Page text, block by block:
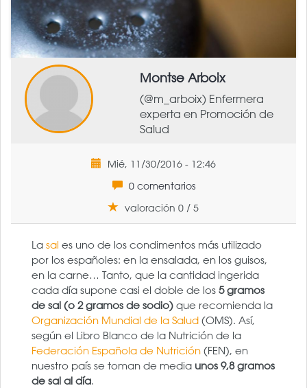
Montse Arboix
(@m_arboix) Enfermera
experta en Promoción de
Salud
Mié, 11/30/2016 - 12:46
0 comentarios
valoración 0 / 5
La sal es uno de los condimentos más utilizado
por los españoles: en la ensalada, en los guisos,
en la carne… Tanto, que la cantidad ingerida
cada día supone casi el doble de los 5 gramos
de sal (o 2 gramos de sodio) que recomienda la
Organización Mundial de la Salud (OMS). Así,
según el Libro Blanco de la Nutrición de la
Federación Española de Nutrición (FEN), en
nuestro país se toman de media unos 9,8 gramos
de sal al día.